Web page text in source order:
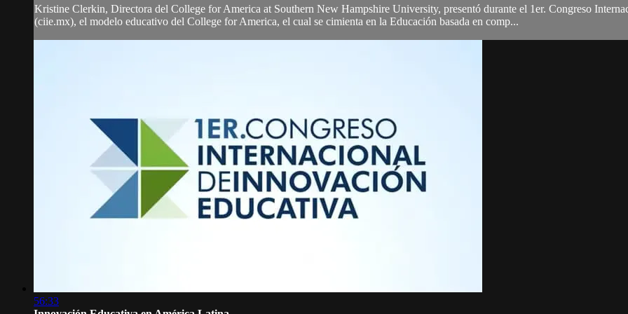
Kristine Clerkin, Directora del College for America at Southern New Hampshire University, presentó durante el 1er. Congreso
(ciie.mx), el modelo educativo del College for America, el cual se cimienta en la Educación basada en comp...
56:33